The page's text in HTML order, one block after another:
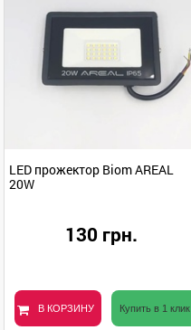
LED прожектор Biom AREAL
20W
130 грн.
В КОРЗИНУ Купить в 1 клик